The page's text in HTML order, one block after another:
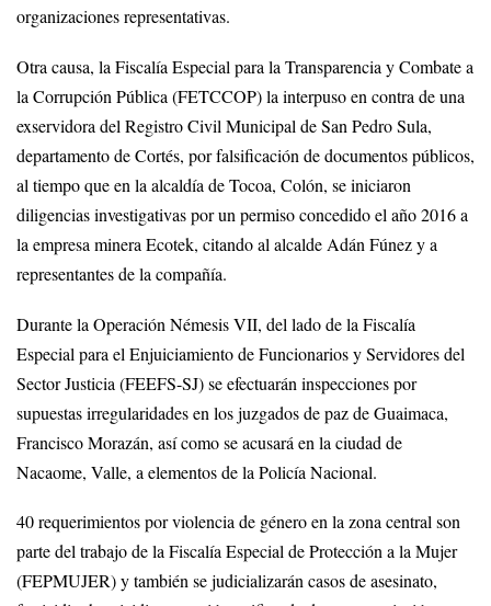
organizaciones representativas.
Otra causa, la Fiscalía Especial para la Transparencia y Combate a
la Corrupción Pública (FETCCOP) la interpuso en contra de una
exservidora del Registro Civil Municipal de San Pedro Sula,
departamento de Cortés, por falsificación de documentos públicos,
al tiempo que en la alcaldía de Tocoa, Colón, se iniciaron
diligencias investigativas por un permiso concedido el año 2016 a
la empresa minera Ecotek, citando al alcalde Adán Fúnez y a
representantes de la compañía.
Durante la Operación Némesis VII, del lado de la Fiscalía
Especial para el Enjuiciamiento de Funcionarios y Servidores del
Sector Justicia (FEEFS-SJ) se efectuarán inspecciones por
supuestas irregularidades en los juzgados de paz de Guaimaca,
Francisco Morazán, así como se acusará en la ciudad de
Nacaome, Valle, a elementos de la Policía Nacional.
40 requerimientos por violencia de género en la zona central son
parte del trabajo de la Fiscalía Especial de Protección a la Mujer
(FEPMUJER) y también se judicializarán casos de asesinato,